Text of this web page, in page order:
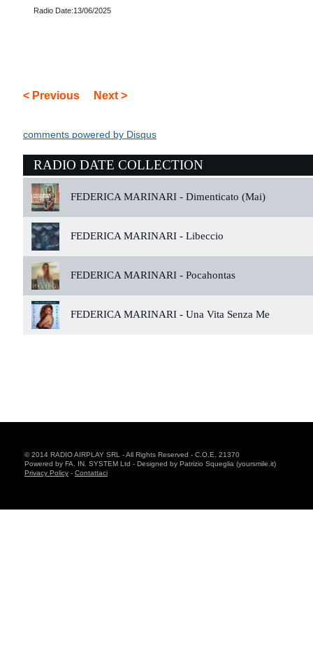
Radio Date:13/06/2025
< Previous Next >
comments powered by Disqus
RADIO DATE COLLECTION
FEDERICA MARINARI - Dimenticato (Mai)
FEDERICA MARINARI - Libeccio
FEDERICA MARINARI - Pocahontas
FEDERICA MARINARI - Una Vita Senza Me
© 2014 RADIO AIRPLAY SRL - All Rights Reserved - C.O.E. 21370
Powered by FA. IN. SYSTEM Ltd - Designed by Patrizio Squeglia (yoursmile.it)
Privacy Policy - Contattaci